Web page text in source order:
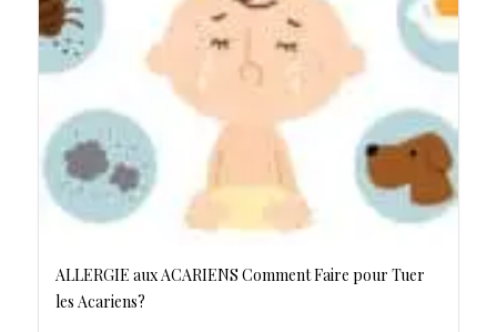
ALLERGIE aux ACARIENS Comment Faire pour Tuer
les Acariens?